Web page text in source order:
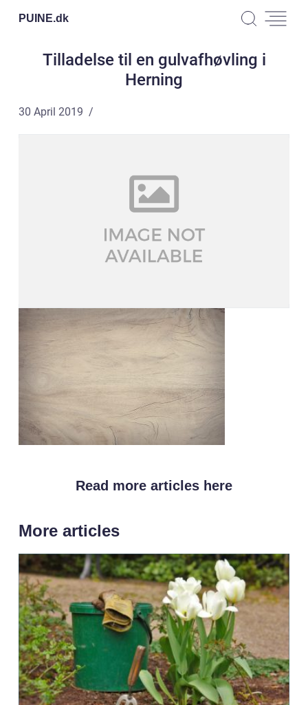
PUINE.dk
Tilladelse til en gulvafhøvling i
Herning
30 April 2019
Read more articles here
More articles